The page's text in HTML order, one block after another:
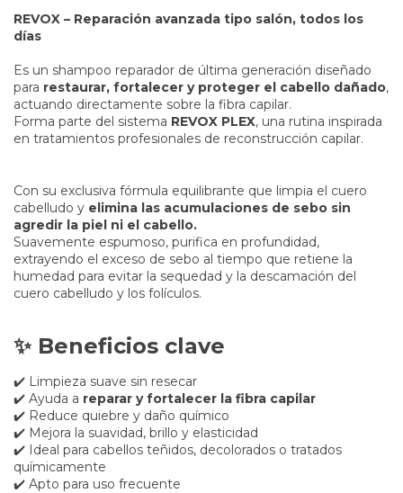
REVOX – Reparación avanzada tipo salón, todos los
días
Es un shampoo reparador de última generación diseñado
para restaurar, fortalecer y proteger el cabello dañado,
actuando directamente sobre la fibra capilar.
Forma parte del sistema REVOX PLEX, una rutina inspirada
en tratamientos profesionales de reconstrucción capilar.
Con su exclusiva fórmula equilibrante que limpia el cuero
cabelludo y elimina las acumulaciones de sebo sin
agredir la piel ni el cabello.
Suavemente espumoso, purifica en profundidad,
extrayendo el exceso de sebo al tiempo que retiene la
humedad para evitar la sequedad y la descamación del
cuero cabelludo y los folículos.
✨ Beneficios clave
✔️ Limpieza suave sin resecar
✔️ Ayuda a reparar y fortalecer la fibra capilar
✔️ Reduce quiebre y daño químico
✔️ Mejora la suavidad, brillo y elasticidad
✔️ Ideal para cabellos teñidos, decolorados o tratados
químicamente
✔️ Apto para uso frecuente